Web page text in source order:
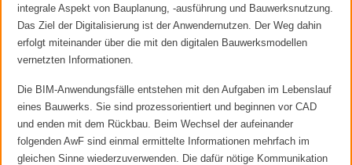
integrale Aspekt von Bauplanung, -ausführung und Bauwerksnutzung.
Das Ziel der Digitalisierung ist der Anwendernutzen. Der Weg dahin
erfolgt miteinander über die mit den digitalen Bauwerksmodellen
vernetzten Informationen.
Die BIM-Anwendungsfälle entstehen mit den Aufgaben im Lebenslauf
eines Bauwerks. Sie sind prozessorientiert und beginnen vor CAD
und enden mit dem Rückbau. Beim Wechsel der aufeinander
folgenden AwF sind einmal ermittelte Informationen mehrfach im
gleichen Sinne wiederzuverwenden. Die dafür nötige Kommunikation